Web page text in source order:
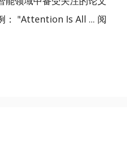
： "Attention Is All ... 阅